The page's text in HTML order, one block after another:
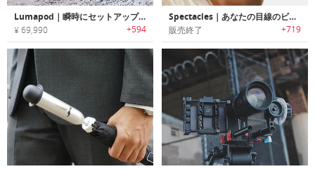
Lumapod｜瞬時にセットアップ可能なポータブルトライポッド「ルマポッド」
¥ 69,990 +594
Spectacles｜あなたの目線のビデオ撮影可能なサングラス「スペクタクル」
販売終了 +719